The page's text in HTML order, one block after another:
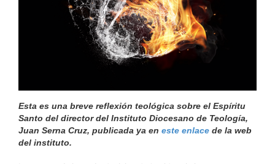
Esta es una breve reflexión teológica sobre el Espíritu
Santo del director del Instituto Diocesano de Teología,
Juan Serna Cruz, publicada ya en este enlace de la web
del instituto.